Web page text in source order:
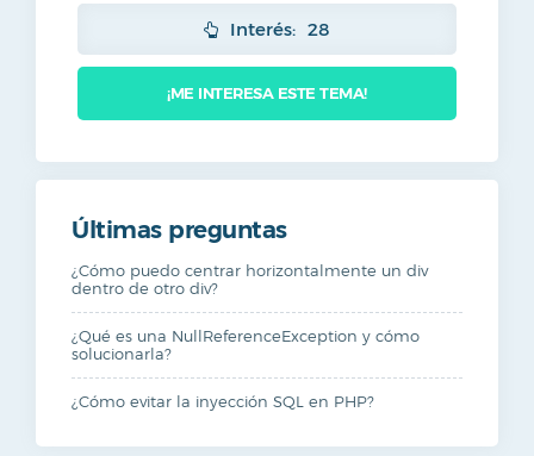
Interés: 28
¡ME INTERESA ESTE TEMA!
Últimas preguntas
¿Cómo puedo centrar horizontalmente un div
dentro de otro div?
¿Qué es una NullReferenceException y cómo
solucionarla?
¿Cómo evitar la inyección SQL en PHP?
Wordpress
Joomla
PrestaShop